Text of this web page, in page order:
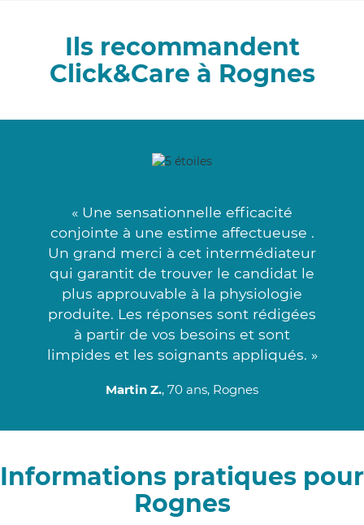
Ils recommandent
Click&Care à Rognes
« Une sensationnelle efficacité
conjointe à une estime affectueuse .
Un grand merci à cet intermédiateur
qui garantit de trouver le candidat le
plus approuvable à la physiologie
produite. Les réponses sont rédigées
à partir de vos besoins et sont
limpides et les soignants appliqués. »
Martin Z., 70 ans, Rognes
Informations pratiques pour
Rognes